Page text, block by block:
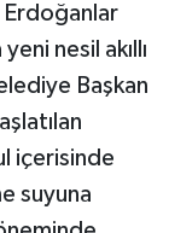
Erdoğanlar
nesil akıllı
Başkan
içerisinde
suyuna